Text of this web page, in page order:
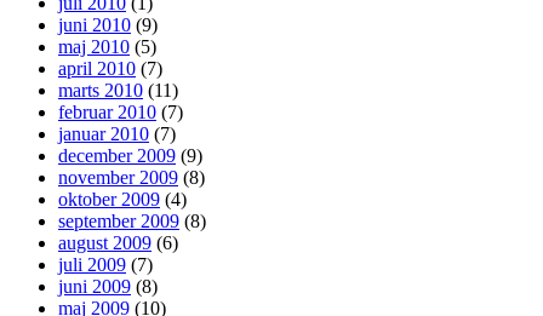
juni 2010 (9)
maj 2010 (5)
april 2010 (7)
marts 2010 (11)
februar 2010 (7)
januar 2010 (7)
december 2009 (9)
november 2009 (8)
oktober 2009 (4)
september 2009 (8)
august 2009 (6)
juli 2009 (7)
juni 2009 (8)
maj 2009 (10)